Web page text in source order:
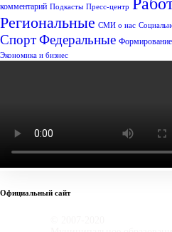
комментарий Подкасты Пресс-центр
Региональные СМИ о нас
СпортФедеральные
Экономика и бизнес
Официальный сайт